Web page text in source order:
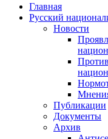
Главная
Русский
Новости
Публикации
Документы
Архив